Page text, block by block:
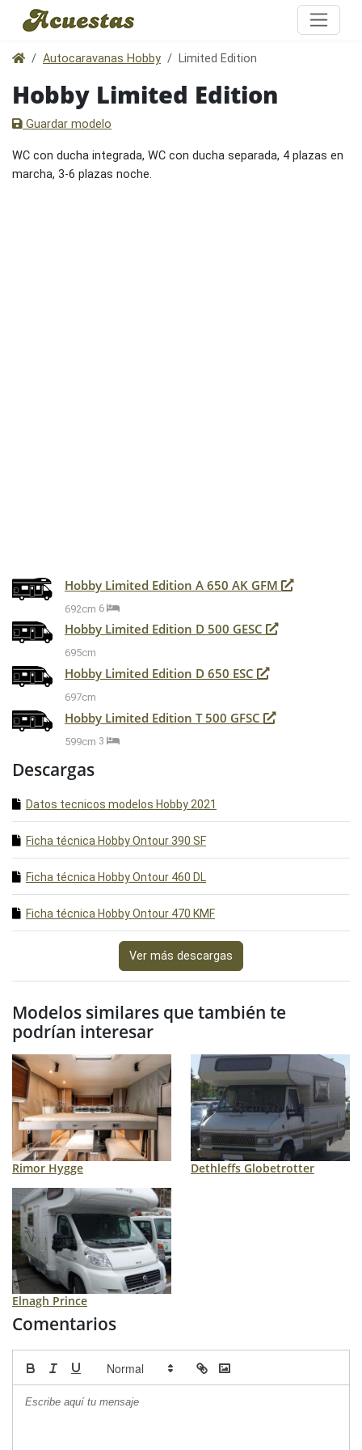
Autocaravanas Hobby Limited Edition
Hobby Limited Edition
Guardar modelo
WC con ducha integrada, WC con ducha separada, 4 plazas en
marcha, 3-6 plazas noche.
Hobby Limited Edition A 650 AK GFM
692cm 6
Hobby Limited Edition D 500 GESC
695cm
Hobby Limited Edition D 650 ESC
697cm
Hobby Limited Edition T 500 GFSC
599cm 3
Descargas
Datos tecnicos modelos Hobby 2021
Ficha técnica Hobby Ontour 390 SF
Ficha técnica Hobby Ontour 460 DL
Ficha técnica Hobby Ontour 470 KMF
Ver más descargas
Modelos similares que también te
podrían interesar
Rimor Hygge Dethleffs Globetrotter
Elnagh Prince
Comentarios